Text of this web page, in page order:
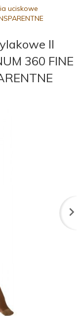
uciskowe
II
360 FINE